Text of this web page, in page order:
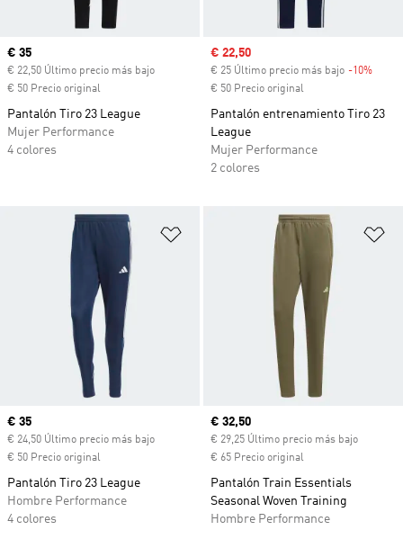
Precio actual
€ 35
€ 22,50 Último precio más bajo
€ 50 Precio original
Pantalón Tiro 23 League
Mujer Performance
4 colores
Precio de venta
€ 22,50
€ 25 Último precio más bajo -10%
€ 50 Precio original
Pantalón entrenamiento Tiro 23
League
Mujer Performance
2 colores
Añadir a la lista de deseos
Precio actual
€ 35
€ 24,50 Último precio más bajo
€ 50 Precio original
Pantalón Tiro 23 League
Hombre Performance
4 colores
Precio actual
€ 32,50
€ 29,25 Último precio más bajo
€ 65 Precio original
Pantalón Train Essentials
Seasonal Woven Training
Hombre Performance